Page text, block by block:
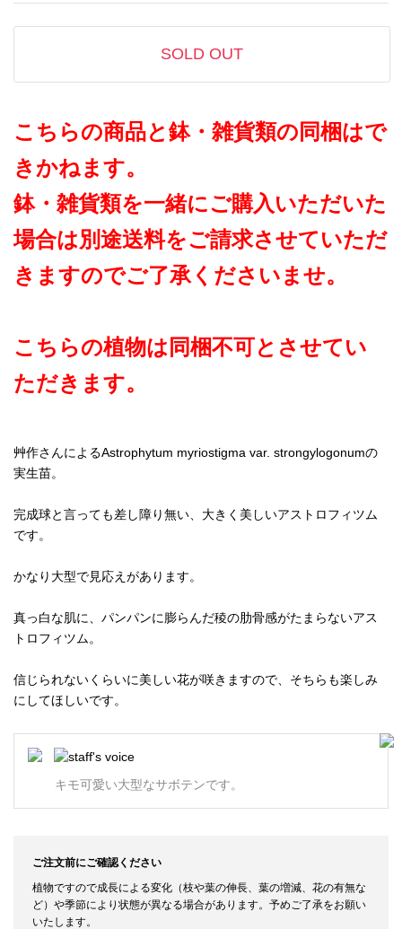
SOLD OUT
こちらの商品と鉢・雑貨類の同梱はで
きかねます。
鉢・雑貨類を一緒にご購入いただいた
場合は別途送料をご請求させていただ
きますのでご了承くださいませ。
こちらの植物は同梱不可とさせてい
ただきます。
艸作さんによるAstrophytum myriostigma var. strongylogonumの
実生苗。
完成球と言っても差し障り無い、大きく美しいアストロフィツム
です。
かなり大型で見応えがあります。
真っ白な肌に、パンパンに膨らんだ稜の肋骨感がたまらないアス
トロフィツム。
信じられないくらいに美しい花が咲きますので、そちらも楽しみ
にしてほしいです。
キモ可愛い大型なサボテンです。
ご注文前にご確認ください
植物ですので成長による変化（枝や葉の伸長、葉の増減、花の有無な
ど）や季節により状態が異なる場合があります。予めご了承をお願い
いたします。